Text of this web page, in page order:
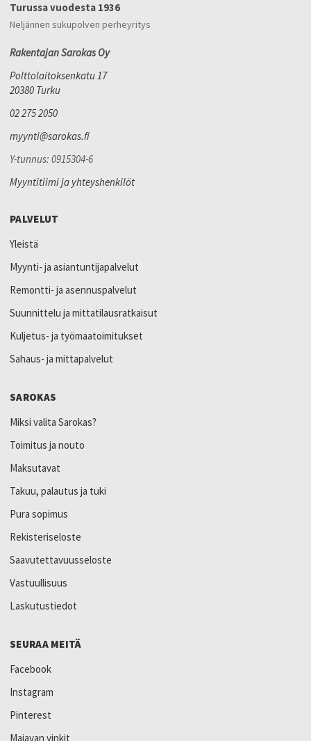
Turussa vuodesta 1936
Neljännen sukupolven perheyritys
Rakentajan Sarokas Oy
Polttolaitoksenkatu 17
20380 Turku
02 275 2050
myynti@sarokas.fi
Y-tunnus: 0915304-6
Myyntitiimi ja yhteyshenkilöt
PALVELUT
Yleistä
Myynti- ja asiantuntijapalvelut
Remontti- ja asennuspalvelut
Suunnittelu ja mittatilausratkaisut
Kuljetus- ja työmaatoimitukset
Sahaus- ja mittapalvelut
SAROKAS
Miksi valita Sarokas?
Toimitus ja nouto
Maksutavat
Takuu, palautus ja tuki
Pura sopimus
Rekisteriseloste
Saavutettavuusseloste
Vastuullisuus
Laskutustiedot
SEURAA MEITÄ
Facebook
Instagram
Pinterest
Majavan vinkit